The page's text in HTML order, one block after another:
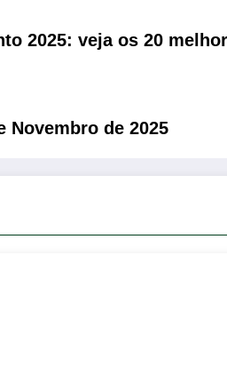
2025: veja os 20
Novembro de 2025